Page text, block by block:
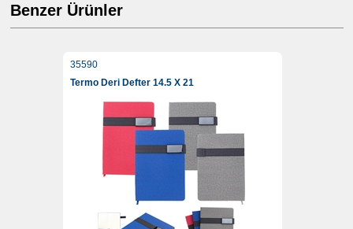
Benzer Ürünler
35590
Termo Deri Defter 14.5 X 21